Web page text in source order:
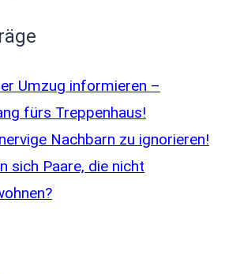
Umzug informieren –
fürs Treppenhaus!
Nachbarn zu ignorieren!
sich Paare, die nicht